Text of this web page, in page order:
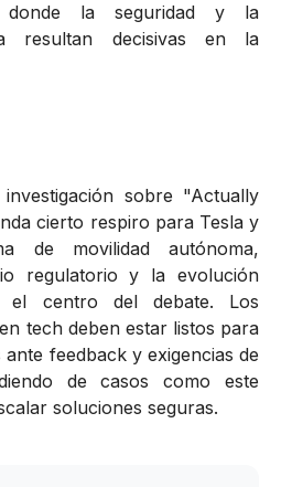
donde la seguridad y la
resultan decisivas en la
sobre "Actually
cierto respiro para Tesla y
de movilidad autónoma,
regulatorio y la evolución
el centro del debate. Los
tech deben estar listos para
feedback y exigencias de
de casos como este
soluciones seguras.